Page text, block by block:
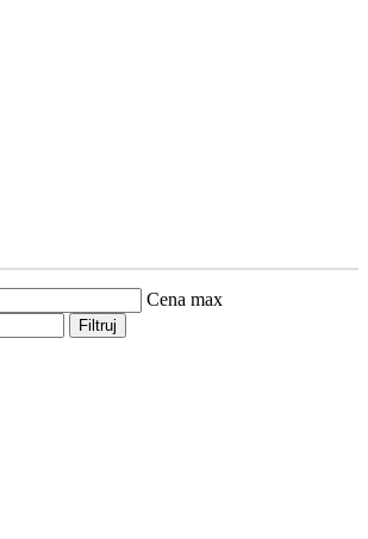
Cena max
Filtruj